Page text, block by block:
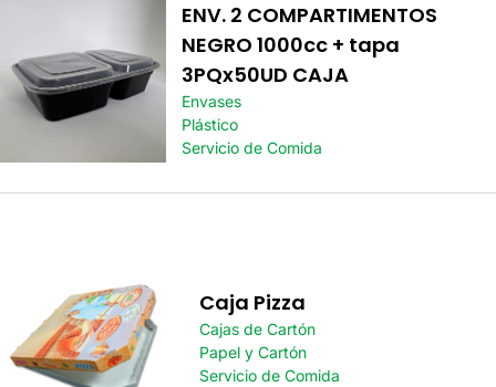
ENV. 2 COMPARTIMENTOS
NEGRO 1000cc + tapa
3PQx50UD CAJA
Envases
Plástico
Servicio de Comida
Caja Pizza
Cajas de Cartón
Papel y Cartón
Servicio de Comida